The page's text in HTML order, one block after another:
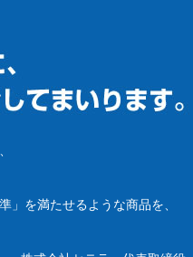
」を満たせるような商品を、